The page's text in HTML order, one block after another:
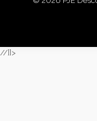
//]]>